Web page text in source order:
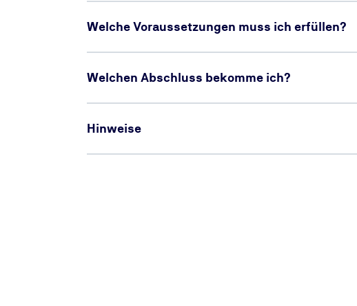
Welche Voraussetzungen muss ich erfüllen?
Welchen Abschluss bekomme ich?
Hinweise